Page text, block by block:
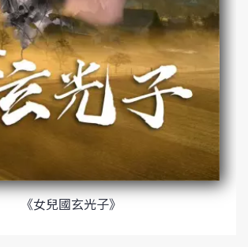
《女兒國玄光子》